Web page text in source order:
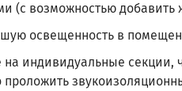
(с возможностью
освещенность в
индивидуальные секции,